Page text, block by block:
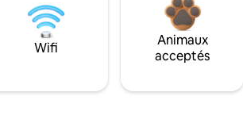
Wifi
Animaux
acceptés